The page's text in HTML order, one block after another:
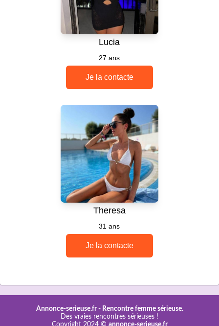
Annonce-serieuse.fr - Rencontre femme sérieuse.
Des vraies rencontres sérieuses !
Copyright 2024 © annonce-serieuse.fr